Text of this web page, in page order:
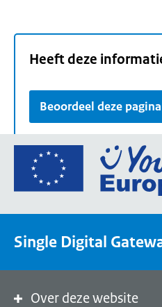
Heeft deze
Beoordeel deze pagina
Single Digital
Over deze website